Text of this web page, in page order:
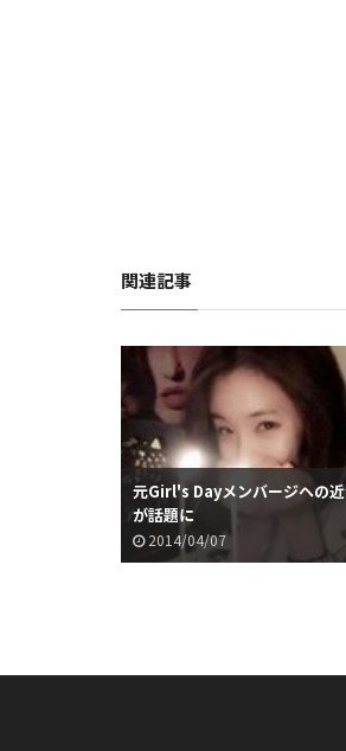
関連記事
元Girl's Dayメンバージヘの
が話題に
2014/04/07